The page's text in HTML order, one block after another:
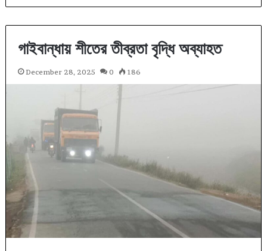
গাইবান্ধায় শীতের তীব্রতা বৃদ্ধি অব্যাহত
December 28, 2025 0 186